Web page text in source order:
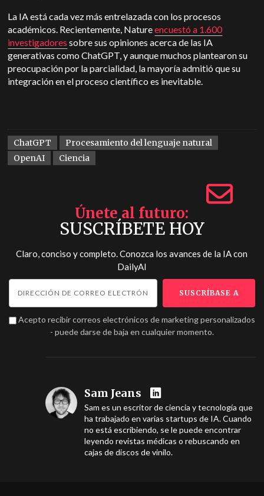
La IA está cada vez más entrelazada con los procesos
académicos. Recientemente, Natureencuestó a 1.600
investigadores sobre sus opiniones acerca de las IA
generativas como ChatGPT, y aunque muchos plantearon su
preocupación por la parcialidad, la mayoría admitió que su
integración en el proceso científico es inevitable.
ChatGPT
Procesamiento del lenguaje natural
OpenAI
Ciencia
Únete al futuro
SUSCRÍBETE HOY
Claro, conciso y completo. Conozca los avances de la IA con
DailyAI
Acepto recibir correos electrónicos de marketing personalizados
- puede darse de baja en cualquier momento.
Sam Jeans
Sam es un escritor de ciencia y tecnología que
ha trabajado en varias startups de IA. Cuando
no está escribiendo, se le puede encontrar
leyendo revistas médicas o rebuscando en
cajas de discos de vinilo.